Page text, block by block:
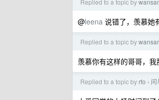
Replied to a topic by
@leena 说错了，羡慕她
Replied to a topic by
羡慕你有这样的哥哥，
Replied to a topic by rfo › 问